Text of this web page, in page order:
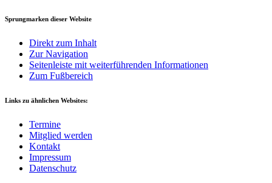
Sprungmarken dieser Website
Direkt zum Inhalt
Zur Navigation
Seitenleiste mit weiterführenden Informationen
Zum Fußbereich
Links zu ähnlichen Websites:
Termine
Mitglied werden
Kontakt
Impressum
Datenschutz